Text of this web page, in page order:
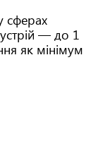
сферах
— до 1
як мінімум